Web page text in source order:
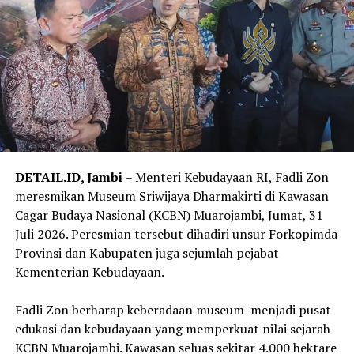
gerak dan musik tradisional, sekaligus menjadi
penghormatan terhadap kearifan lokal yang terus
dirawat oleh generasi muda.
Dalam sambutannya, Romo Agustinus Sugiyo Pitoyo, SJ,
selaku Rektor Yayasan De Britto, menyampaikan bahwa
perjumpaan para alumni Jesuit dari berbagai negara
menjadi kesempatan berharga untuk memperkuat
tidak hanya membentuk manusia yang cerdas, tetapi
juga pribadi yang mampu membangun dialog, melayani
sesama, dan menghadirkan harapan bagi dunia yang
semakin beragam.
Puncak acara malam itu hadir melalui pementasan
Britto bersama mahasiswa Universitas Sanata Dharma.
Selama hampir satu jam, para penampil mengajak para
DETAIL.ID, Jambi– Menteri Kebudayaan RI, Fadli Zon
meresmikan Museum Sriwijaya Dharmakirti di Kawasan
Cagar Budaya Nasional (KCBN) Muarojambi, Jumat, 31
Juli 2026. Peresmian tersebut dihadiri unsur Forkopimda
Provinsi dan Kabupaten juga sejumlah pejabat
Kementerian Kebudayaan.
‎Fadli Zon berharap keberadaan museum menjadi pusat
edukasi dan kebudayaan yang memperkuat nilai sejarah
KCBN Muarojambi. Kawasan seluas sekitar 4.000 hektare